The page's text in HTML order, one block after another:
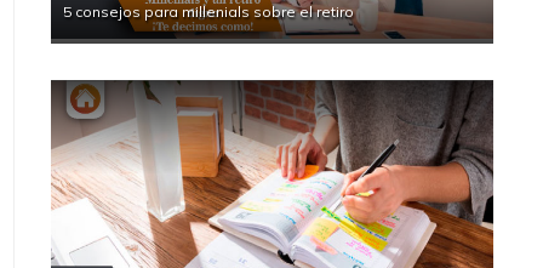
5 consejos para millenials sobre el retiro